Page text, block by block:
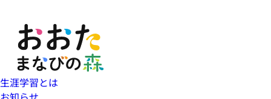
生涯学習とは